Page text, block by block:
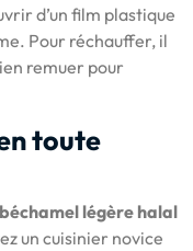
d’un film plastique
Pour réchauffer, il
remuer pour
toute
légère halal
un cuisinier novice